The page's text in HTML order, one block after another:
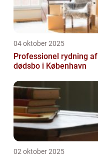
04 oktober 2025
Professionel rydning af
dødsbo i København
02 oktober 2025